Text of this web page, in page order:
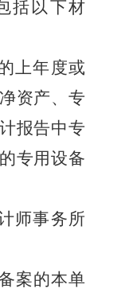
括以下材
上年度或
资产、专
报告中专
专用设备
师事务所
案的本单